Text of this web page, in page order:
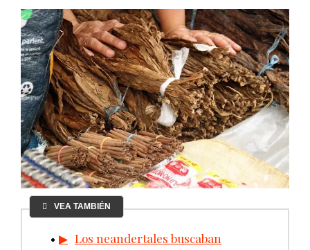
VEA TAMBIÉN
Los neandertales buscaban